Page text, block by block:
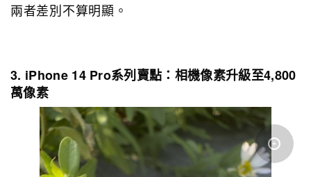
兩者差別不算明顯。
3. iPhone 14 Pro系列賣點：相機像素升級至4,800
萬像素